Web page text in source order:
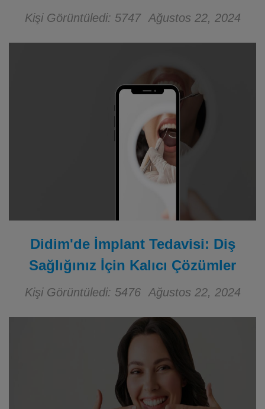
Kişi Görüntüledi: 5747 Ağustos 22, 2024
Didim'de İmplant Tedavisi: Diş
Sağlığınız İçin Kalıcı Çözümler
Kişi Görüntüledi: 5476 Ağustos 22, 2024